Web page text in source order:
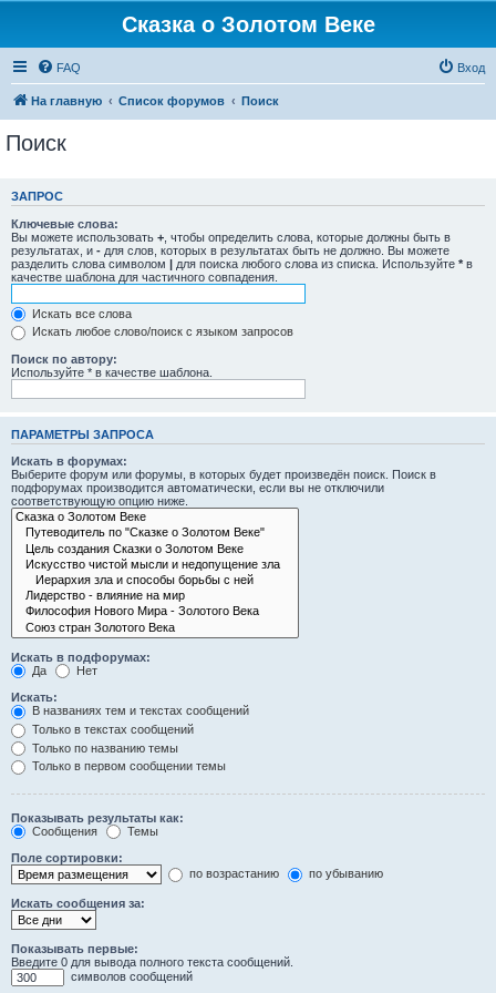
Сказка о Золотом Веке
FAQ Вход
На главную Список форумов Поиск
Поиск
ЗАПРОС
Ключевые слова:
Вы можете использовать + , чтобы определить слова, которые должны быть в
результатах, и - для слов, которых в результатах быть не должно. Вы можете
разделить слова символом | для поиска любого слова из списка. Используйте * в
качестве шаблона для частичного совпадения.
Искать все слова
Искать любое слово/поиск с языком запросов
Поиск по автору:
Используйте * в качестве шаблона.
ПАРАМЕТРЫ ЗАПРОСА
Искать в форумах:
Выберите форум или форумы, в которых будет произведён поиск. Поиск в
подфорумах производится автоматически, если вы не отключили
соответствующую опцию ниже.
Искать в подфорумах:
Да
Нет
Искать:
В названиях тем и текстах сообщений
Только в текстах сообщений
Только по названию темы
Только в первом сообщении темы
Показывать результаты как:
Сообщения
Темы
Поле сортировки:
по возрастанию
по убыванию
Искать сообщения за:
Показывать первые:
Введите 0 для вывода полного текста сообщений.
символов сообщений